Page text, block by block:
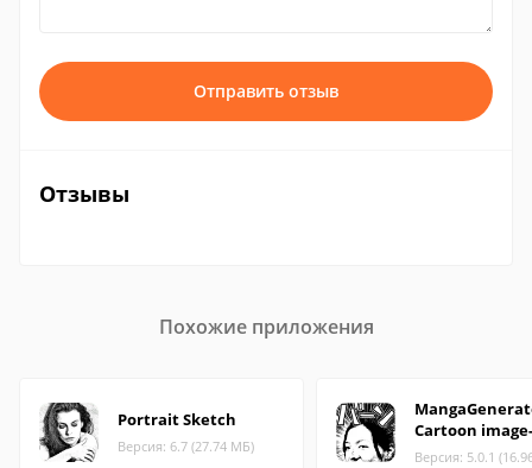
Отправить отзыв
Отзывы
Похожие приложения
Portrait Sketch
Версия: 6.7 (27.74 МБ)
Cartoon image-
Версия: 5.0.1